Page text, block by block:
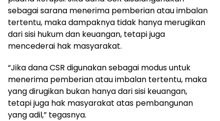
sebagai sarana menerima pemberian atau imbalan
tertentu, maka dampaknya tidak hanya merugikan
dari sisi hukum dan keuangan, tetapi juga
mencederai hak masyarakat.
“Jika dana CSR digunakan sebagai modus untuk
menerima pemberian atau imbalan tertentu, maka
yang dirugikan bukan hanya dari sisi keuangan,
tetapi juga hak masyarakat atas pembangunan
yang adil,” tegasnya.